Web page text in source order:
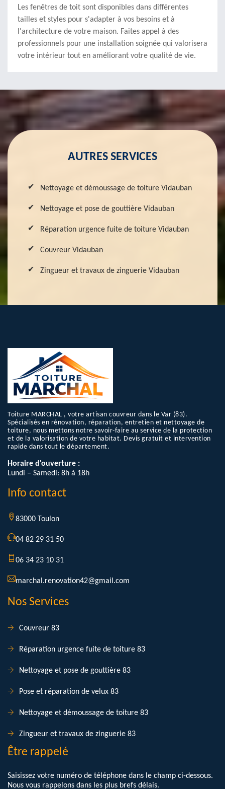
Les fenêtres de toit sont disponibles dans différentes
tailles et styles pour s'adapter à vos besoins et à
l'architecture de votre maison. Faites appel à des
professionnels pour une installation soignée qui valorisera
votre intérieur tout en améliorant votre qualité de vie.
AUTRES SERVICES
Nettoyage et démoussage de toiture Vidauban
Nettoyage et pose de gouttière Vidauban
Réparation urgence fuite de toiture Vidauban
Couvreur Vidauban
Zingueur et travaux de zinguerie Vidauban
Toiture MARCHAL , votre artisan couvreur dans le Var (83).
Spécialisés en rénovation, réparation, entretien et nettoyage de
toiture, nous mettons notre savoir-faire au service de la protection
et de la valorisation de votre habitat. Devis gratuit et intervention
rapide dans tout le département.
Horaire d'ouverture :
Lundi – Samedi: 8h à 18h
Info contact
83000 Toulon
04 82 29 31 50
06 34 23 10 31
marchal.renovation42@gmail.com
Nos Services
Couvreur 83
Réparation urgence fuite de toiture 83
Nettoyage et pose de gouttière 83
Pose et réparation de velux 83
Nettoyage et démoussage de toiture 83
Zingueur et travaux de zinguerie 83
Être rappelé
Saisissez votre numéro de téléphone dans le champ ci-dessous.
Nous vous rappelons dans les plus brefs délais.